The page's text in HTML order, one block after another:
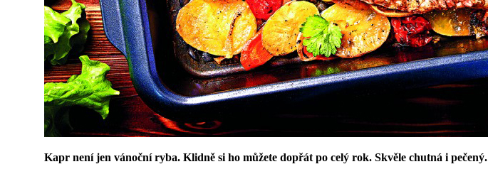
Kapr není jen vánoční ryba. Klidně si ho můžete dopřát po celý rok. Skvěle chutná i pečený.